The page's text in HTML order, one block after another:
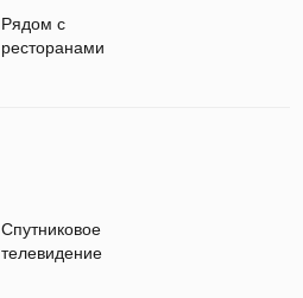
Рядом с
ресторанами
Спутниковое
телевидение